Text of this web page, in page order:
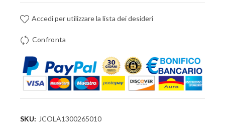
Accedi per utilizzare la lista dei desideri
Confronta
SKU: JCOLA1300265010